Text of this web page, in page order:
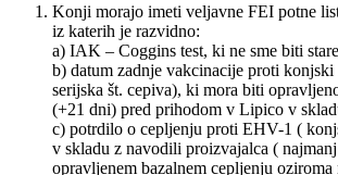
Konji morajo imeti veljavne FEI potne
iz katerih je razvidno:
a) IAK – Coggins test, ki ne sme biti
b) datum zadnje vakcinacije proti
serijska št. cepiva), ki mora biti
(+21 dni) pred prihodom v Lipico v
c) potrdilo o cepljenju proti EHV-1 (
v skladu z navodili proizvajalca (
opravljenem bazalnem cepljenju oziroma